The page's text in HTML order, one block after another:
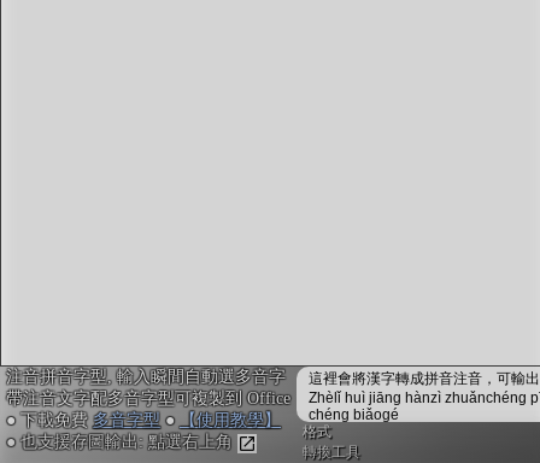
注音拼音字型, 輸入瞬間自動選多音字
帶注音文字配多音字型可複製到 Office
● 下載免費 多音字型 ●
【使用教學】
● 也支援存圖輸出: 點選右上角
這裡會將漢字轉成拼音注音，可輸
Zhèlǐ huì jiāng hànzì zhuǎnchéng
chéng biǎogé
格式
轉換工具